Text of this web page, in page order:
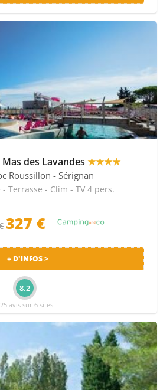
des Lavandes ★★★★
Roussillon - Sérignan
Terrasse - Clim - TV 4 pers.
327 €
+ D'INFOS >
8.2
avis sur 6 sites